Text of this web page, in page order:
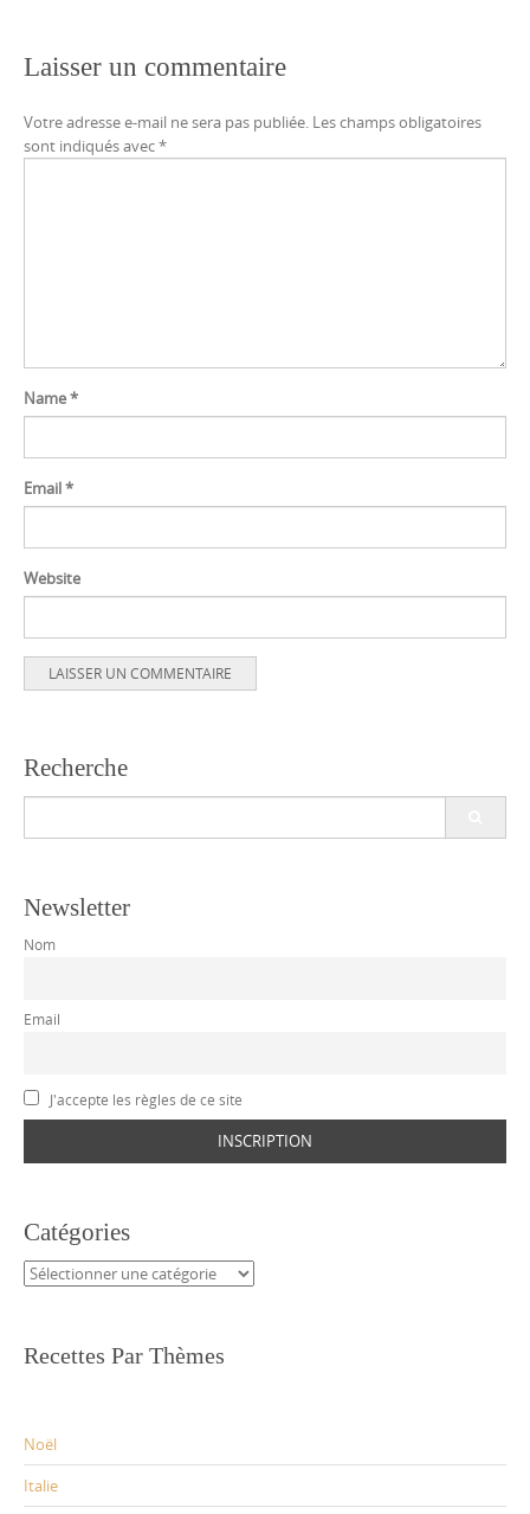
Laisser un commentaire
Votre adresse e-mail ne sera pas publiée. Les champs obligatoires
sont indiqués avec*
Name*
Email*
Website
Recherche
Newsletter
Nom
Email
J'accepte les règles de ce site
Catégories
Catégories
Recettes Par Thèmes
Noël
Italie